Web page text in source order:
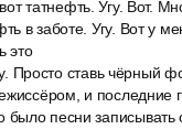
татнефть. Угу. Вот.
в заботе. Угу. Вот у
это
Просто ставь чёрный
и последние
песни